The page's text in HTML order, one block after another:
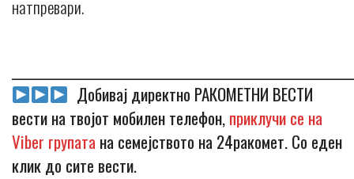
натпревари.
Добивај директно РАКОМЕТНИ ВЕСТИ
вести на твојот мобилен телефон,приклучи се на
Viber групата на семејството на 24ракомет. Со еден
клик до сите вести.